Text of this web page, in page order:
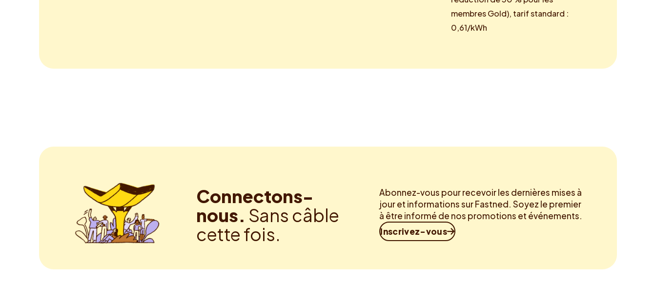
membres Gold), tarif standard :
0,61/kWh
Connectons-
nous. Sans câble
cette fois.
Abonnez-vous pour recevoir les dernières mises à
jour et informations sur Fastned. Soyez le premier
à être informé de nos promotions et événements.
Inscrivez-vous